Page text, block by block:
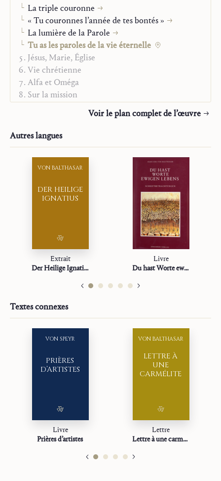
Traducteur : Communauté Saint-Jean
Année : 2022
Genre : Extrait
La triple couronne
« Tu couronnes l’année de tes bontés »
La lumière de la Parole
Tu as les paroles de la vie éternelle
Jésus, Marie, Église
Vie chrétienne
Alfa et Oméga
Sur la mission
Voir le plan complet de l’œuvre
Autres langues
DER HEILIGE
IGNATIUS
VON BALTHASAR
Extrait
Der Heilige Ignatius
Livre
Du hast Worte ewigen Lebens
Textes connexes
PRIÈRES
D’ARTISTES
VON SPEYR
Livre
Prières d’artistes
LETTRE À
UNE
CARMÉLITE
VON BALTHASAR
Lettre
Lettre à une carmélite